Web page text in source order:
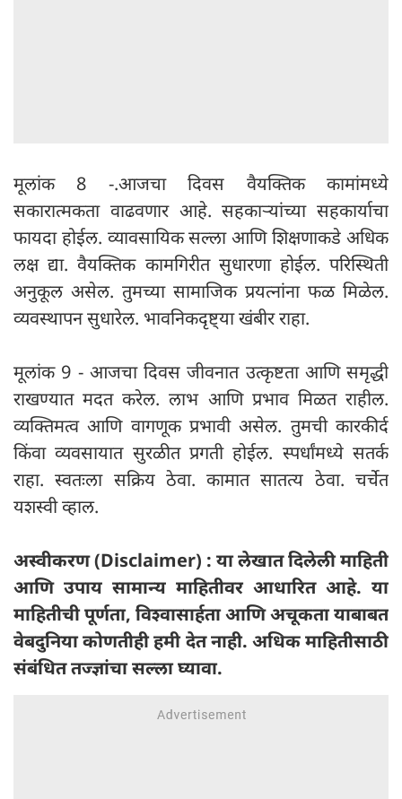
मूलांक 8 -.आजचा दिवस वैयक्तिक कामांमध्ये
सकारात्मकता वाढवणार आहे. सहकाऱ्यांच्या सहकार्याचा
फायदा होईल. व्यावसायिक सल्ला आणि शिक्षणाकडे अधिक
लक्ष द्या. वैयक्तिक कामगिरीत सुधारणा होईल. परिस्थिती
अनुकूल असेल. तुमच्या सामाजिक प्रयत्नांना फळ मिळेल.
व्यवस्थापन सुधारेल. भावनिकदृष्ट्या खंबीर राहा.
मूलांक 9 - आजचा दिवस जीवनात उत्कृष्टता आणि समृद्धी
राखण्यात मदत करेल. लाभ आणि प्रभाव मिळत राहील.
व्यक्तिमत्व आणि वागणूक प्रभावी असेल. तुमची कारकीर्द
किंवा व्यवसायात सुरळीत प्रगती होईल. स्पर्धांमध्ये सतर्क
राहा. स्वतःला सक्रिय ठेवा. कामात सातत्य ठेवा. चर्चेत
यशस्वी व्हाल.
अस्वीकरण (Disclaimer) : या लेखात दिलेली माहिती
आणि उपाय सामान्य माहितीवर आधारित आहे. या
माहितीची पूर्णता, विश्वासार्हता आणि अचूकता याबाबत
वेबदुनिया कोणतीही हमी देत ​​नाही. अधिक माहितीसाठी
संबंधित तज्ज्ञांचा सल्ला घ्यावा.